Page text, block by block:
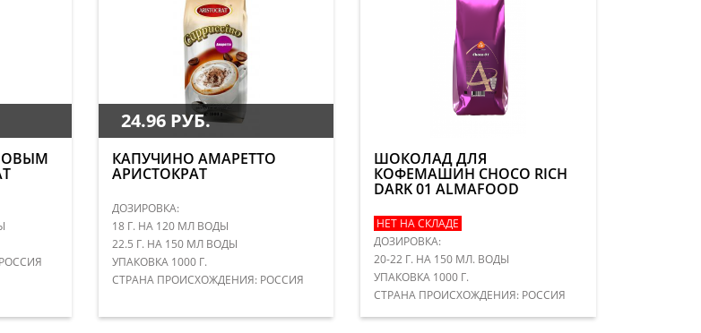
24.96 РУБ.
КАПУЧИНО АМАРЕТТО
АРИСТОКРАТ
ДОЗИРОВКА:
18 Г. НА 120 МЛ ВОДЫ
22.5 Г. НА 150 МЛ ВОДЫ
УПАКОВКА 1000 Г.
СТРАНА ПРОИСХОЖДЕНИЯ: РОССИЯ
ШОКОЛАД ДЛЯ
КОФЕМАШИН CHOCO RICH
DARK 01 ALMAFOOD
НЕТ НА СКЛАДЕ
ДОЗИРОВКА:
20-22 Г. НА 150 МЛ. ВОДЫ
УПАКОВКА 1000 Г.
СТРАНА ПРОИСХОЖДЕНИЯ: РОССИЯ